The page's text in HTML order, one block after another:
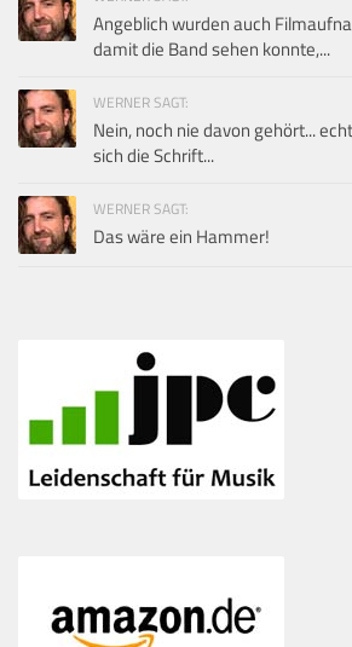
Angeblich wurden auch
damit die Band sehen konnte,...
WERNER SAGT:
Nein, noch nie davon gehört...
sich die Schrift...
WERNER SAGT:
Das wäre ein Hammer!